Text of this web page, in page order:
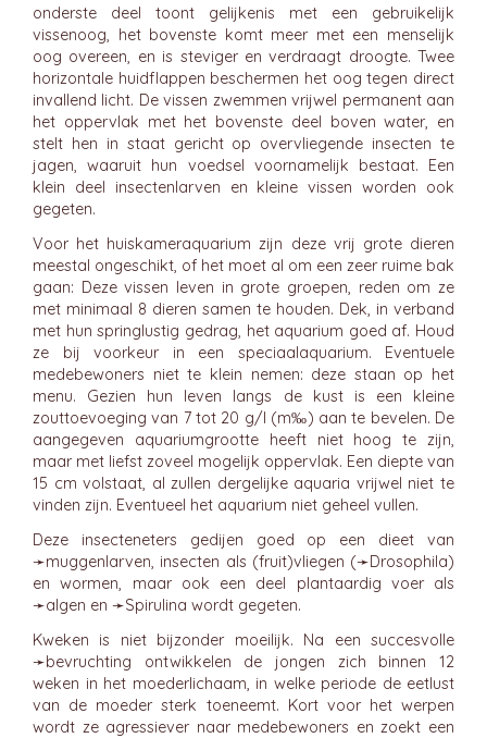
onderste deel toont gelijkenis met een gebruikelijk
vissenoog, het bovenste komt meer met een menselijk
oog overeen, en is steviger en verdraagt droogte. Twee
horizontale huidflappen beschermen het oog tegen direct
invallend licht. De vissen zwemmen vrijwel permanent aan
het oppervlak met het bovenste deel boven water, en
stelt hen in staat gericht op overvliegende insecten te
jagen, waaruit hun voedsel voornamelijk bestaat. Een
klein deel insectenlarven en kleine vissen worden ook
gegeten.
Voor het huiskameraquarium zijn deze vrij grote dieren
meestal ongeschikt, of het moet al om een zeer ruime bak
gaan: Deze vissen leven in grote groepen, reden om ze
met minimaal 8 dieren samen te houden. Dek, in verband
met hun springlustig gedrag, het aquarium goed af. Houd
ze bij voorkeur in een speciaalaquarium. Eventuele
medebewoners niet te klein nemen: deze staan op het
menu. Gezien hun leven langs de kust is een kleine
zouttoevoeging van 7 tot 20 g/l (m‰) aan te bevelen. De
aangegeven aquariumgrootte heeft niet hoog te zijn,
maar met liefst zoveel mogelijk oppervlak. Een diepte van
15 cm volstaat, al zullen dergelijke aquaria vrijwel niet te
vinden zijn. Eventueel het aquarium niet geheel vullen.
Deze insecteneters gedijen goed op een dieet van
➛muggenlarven, insecten als (fruit)vliegen (➛Drosophila)
en wormen, maar ook een deel plantaardig voer als
➛algen en ➛Spirulina wordt gegeten.
Kweken is niet bijzonder moeilijk. Na een succesvolle
➛bevruchting ontwikkelen de jongen zich binnen 12
weken in het moederlichaam, in welke periode de eetlust
van de moeder sterk toeneemt. Kort voor het werpen
wordt ze agressiever naar medebewoners en zoekt een